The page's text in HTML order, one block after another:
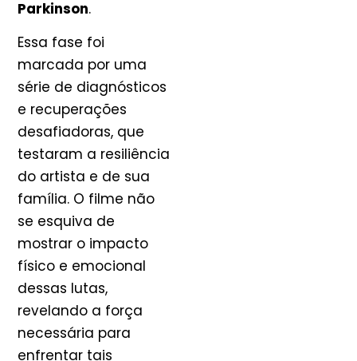
Parkinson.
Essa fase foi
marcada por uma
série de diagnósticos
e recuperações
desafiadoras, que
testaram a resiliência
do artista e de sua
família. O filme não
se esquiva de
mostrar o impacto
físico e emocional
dessas lutas,
revelando a força
necessária para
enfrentar tais